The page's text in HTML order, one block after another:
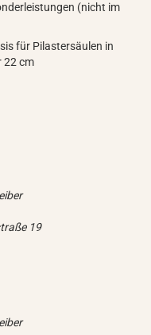
(nicht im
für Pilastersäulen in
22 cm
19